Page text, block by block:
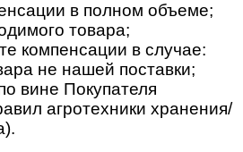
в полном объеме;
товара;
компенсации в случае:
не нашей поставки;
вине Покупателя
агротехники хранения/